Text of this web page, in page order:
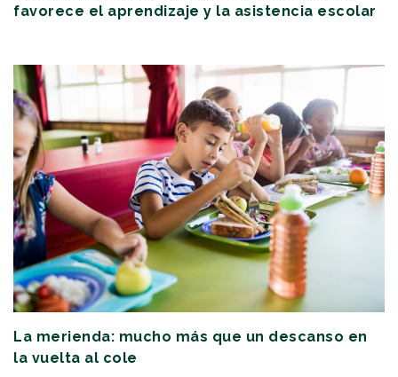
favorece el aprendizaje y la asistencia escolar
La merienda: mucho más que un descanso en
la vuelta al cole